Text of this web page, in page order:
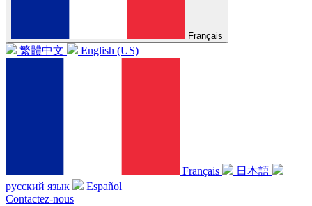
Français
繁體中文 English (US)
Français
日本語
русский язык
Español
Contactez-nous